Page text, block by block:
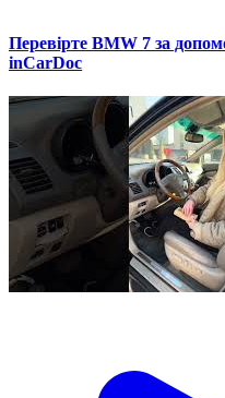
Перевірте BMW 7 за
inCarDoc